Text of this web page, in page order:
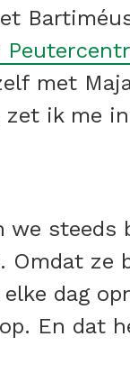
met
ik me
we steeds
Omdat ze
dag
En dat